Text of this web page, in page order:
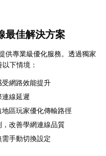
最佳解決方案
供專業級優化服務。透過獨家
下情境：
受網路效能提升
連線延遲
地區玩家優化傳輸路徑
，改善學網連線品質
手動切換設定